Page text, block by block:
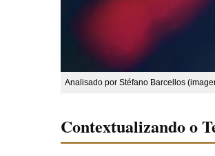
Analisado por Stéfano Barcellos
Contextualizando o